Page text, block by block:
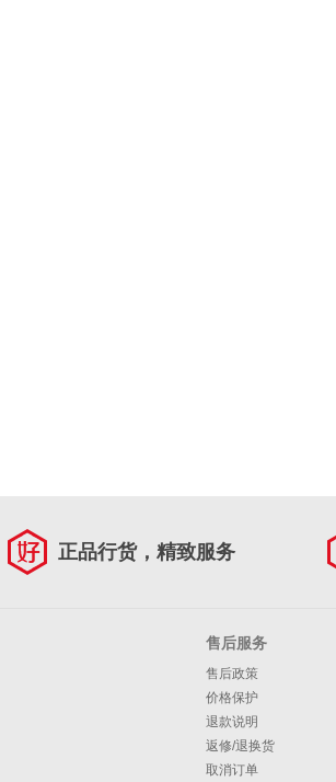
正品行货，精致服务
售后服务
售后政策
价格保护
退款说明
返修/退换货
取消订单